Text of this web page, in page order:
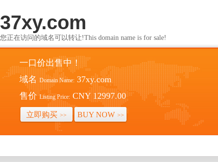
37xy.com
您正在访问的域名可以转让!This domain name is for sale!
一口价出售中！
域名 Domain Name: 37xy.com
售价 Listing Price: CNY 12997.00
立即购买 >> BUY NOW >>